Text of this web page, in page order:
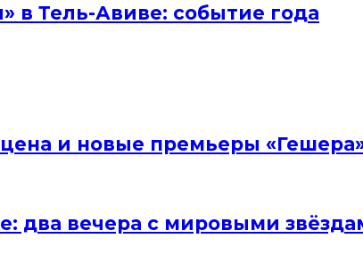
в Тель-Авиве: событие года
и новые премьеры
два вечера с мировыми